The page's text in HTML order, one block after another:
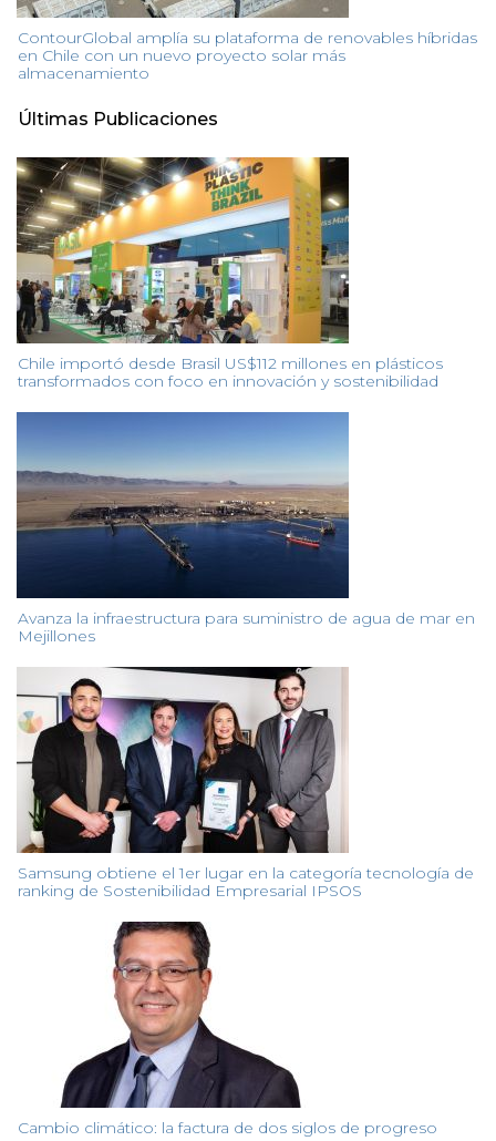
ContourGlobal amplía su plataforma de renovables híbridas
en Chile con un nuevo proyecto solar más
almacenamiento
Últimas Publicaciones
Chile importó desde Brasil US$112 millones en plásticos
transformados con foco en innovación y sostenibilidad
Avanza la infraestructura para suministro de agua de mar en
Mejillones
Samsung obtiene el 1er lugar en la categoría tecnología de
ranking de Sostenibilidad Empresarial IPSOS
Cambio climático: la factura de dos siglos de progreso